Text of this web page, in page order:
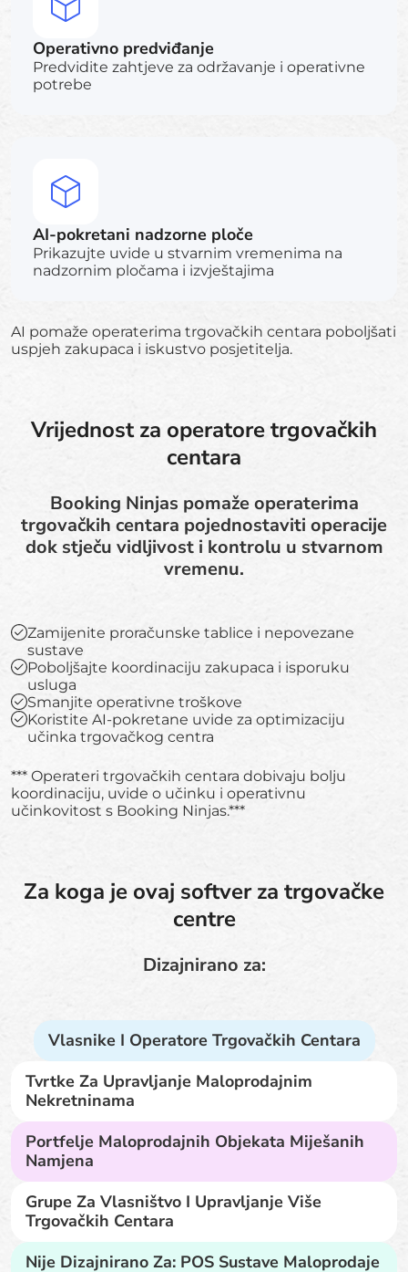
Operativno predviđanje
Predvidite zahtjeve za održavanje i operativne
potrebe
AI-pokretani nadzorne ploče
Prikazujte uvide u stvarnim vremenima na
nadzornim pločama i izvještajima
AI pomaže operaterima trgovačkih centara poboljšati
uspjeh zakupaca i iskustvo posjetitelja.
Vrijednost za operatore trgovačkih
centara
Booking Ninjas pomaže operaterima
trgovačkih centara pojednostaviti operacije
dok stječu vidljivost i kontrolu u stvarnom
vremenu.
Zamijenite proračunske tablice i nepovezane
sustave
Poboljšajte koordinaciju zakupaca i isporuku
usluga
Smanjite operativne troškove
Koristite AI-pokretane uvide za optimizaciju
učinka trgovačkog centra
*** Operateri trgovačkih centara dobivaju bolju
koordinaciju, uvide o učinku i operativnu
učinkovitost s Booking Ninjas.***
Za koga je ovaj softver za trgovačke
centre
Dizajnirano za:
Vlasnike I Operatore Trgovačkih Centara
Tvrtke Za Upravljanje Maloprodajnim
Nekretninama
Portfelje Maloprodajnih Objekata Miješanih
Namjena
Grupe Za Vlasništvo I Upravljanje Više
Trgovačkih Centara
Nije Dizajnirano Za: POS Sustave Maloprodaje